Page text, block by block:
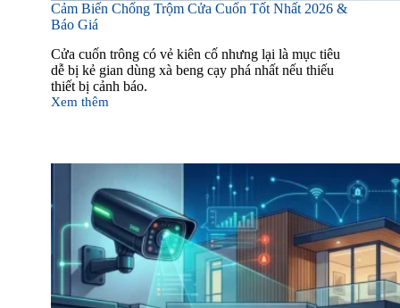
Cảm Biến Chống Trộm Cửa Cuốn Tốt Nhất 2026 &
Báo Giá
Cửa cuốn trông có vẻ kiên cố nhưng lại là mục tiêu
dễ bị kẻ gian dùng xà beng cạy phá nhất nếu thiếu
thiết bị cảnh báo.
Xem thêm